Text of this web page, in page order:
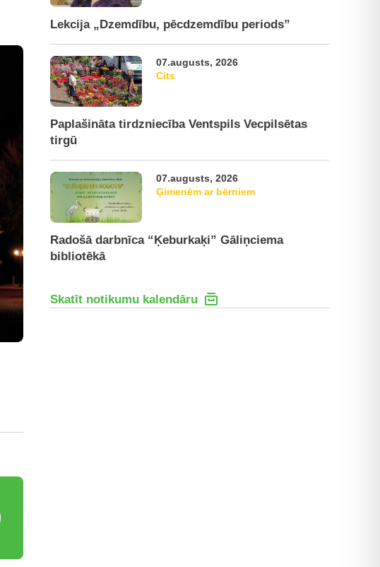
Lekcija „Dzemdību, pēcdzemdību periods”
07.augusts, 2026
Cits
Paplašināta tirdzniecība Ventspils Vecpilsētas
tirgū
07.augusts, 2026
Ģimenēm ar bērniem
Radošā darbnīca “Ķeburkaķi” Gāliņciema
bibliotēkā
Skatīt notikumu kalendāru